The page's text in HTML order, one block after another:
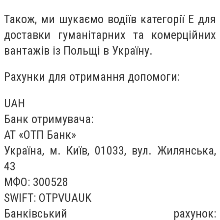
Також, ми шукаємо водіїв категорії Е для
доставки гуманітарних та комерційних
вантажів із Польщі в Україну.
Рахунки для отримання допомоги:
UAH
Банк отримувача:
АТ «ОТП Банк»
Україна, м. Київ, 01033, вул. Жилянська,
43
МФО: 300528
SWIFT: OTPVUAUK
Банківський рахунок: